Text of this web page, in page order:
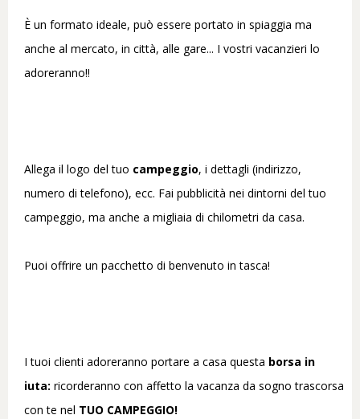
È un formato ideale, può essere portato in spiaggia ma
anche al mercato, in città, alle gare... I vostri vacanzieri lo
adoreranno!!
Allega il logo del tuo campeggio, i dettagli (indirizzo,
numero di telefono), ecc. Fai pubblicità nei dintorni del tuo
campeggio, ma anche a migliaia di chilometri da casa.
Puoi offrire un pacchetto di benvenuto in tasca!
I tuoi clienti adoreranno portare a casa questa borsa in
iuta: ricorderanno con affetto la vacanza da sogno trascorsa
con te nel TUO CAMPEGGIO!